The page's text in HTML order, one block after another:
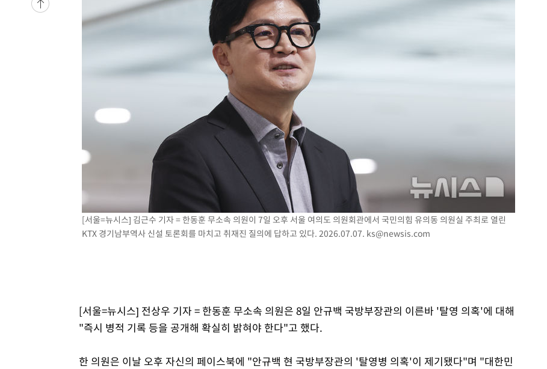
-1940초 전 >
[속보]이 대통령 "부동산 공급 기존 사고방식 매달리지 말고 과감히
이란, "오만과 '중앙 단일 루트' 합의…북쪽 인바운드·남쪽 아웃바운
"낮 기온 소폭 하락"…수도권 폭염중대경보, 폭염경보로 하향
[속보]이 대통령, '호우피해' 안동·의성 관할 4개 면 특별재난지역 선포
[단독]중수청 지원 검사들, 정원 초과 시 낮은 계급 임용…희망지 못 갈
낮 최고 37도 찜통더위…곳곳 소나기·강원 많은 비[내일날씨]
SK하이닉스, 용인·청주 팹에 54조 투자…"AI 메모리 수요 선제 대응"
여자배구 이재영·이다영 자매, 아제르바이잔 투란VC 입단
외국인 심판 성 접대 7경기 들여다보니…한국 축구 '5승 2무'
[속보]코스닥, 2.86포인트(0.36%) 내린 798.81마감
[속보]코스피, 6200선 약보합…0.60% 내린 6258.77에 마쳐
[속보]원·달러 환율, 7.7원 내린 1416.1원 마감
[속보] 노원서 40.1도 관측…서울, 2018년 이후 첫 40도
[속보]종합특검, '계엄 수용공간 확보' 신용해 前교정본부장 기소
[서울=뉴시스] 김근수 기자 = 한동훈 무소속 의원이 7일 오후 서울 여의도 의원회관에서 국민의힘 유의동 의원실 주최로 열린
KTX 경기남부역사 신설 토론회를 마치고 취재진 질의에 답하고 있다. 2026.07.07. ks@newsis.com
[서울=뉴시스] 전상우 기자 = 한동훈 무소속 의원은 8일 안규백 국방부장관의 이른바 '탈영 의혹'에 대해
"즉시 병적 기록 등을 공개해 확실히 밝혀야 한다"고 했다.
한 의원은 이날 오후 자신의 페이스북에 "안규백 현 국방부장관의 '탈영병 의혹'이 제기됐다"며 "대한민